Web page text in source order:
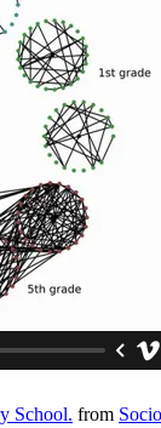
School. from